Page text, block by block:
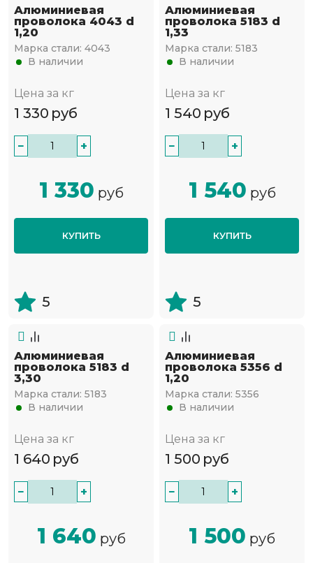
Алюминиевая
проволока 4043 d
1,20
Марка стали: 4043
В наличии
Цена за кг
1 330 руб
− +
1 330 руб
КУПИТЬ
5
Алюминиевая
проволока 5183 d
1,33
Марка стали: 5183
В наличии
Цена за кг
1 540 руб
− +
1 540 руб
КУПИТЬ
5
Алюминиевая
проволока 5183 d
3,30
Марка стали: 5183
В наличии
Цена за кг
1 640 руб
− +
1 640 руб
Алюминиевая
проволока 5356 d
1,20
Марка стали: 5356
В наличии
Цена за кг
1 500 руб
− +
1 500 руб